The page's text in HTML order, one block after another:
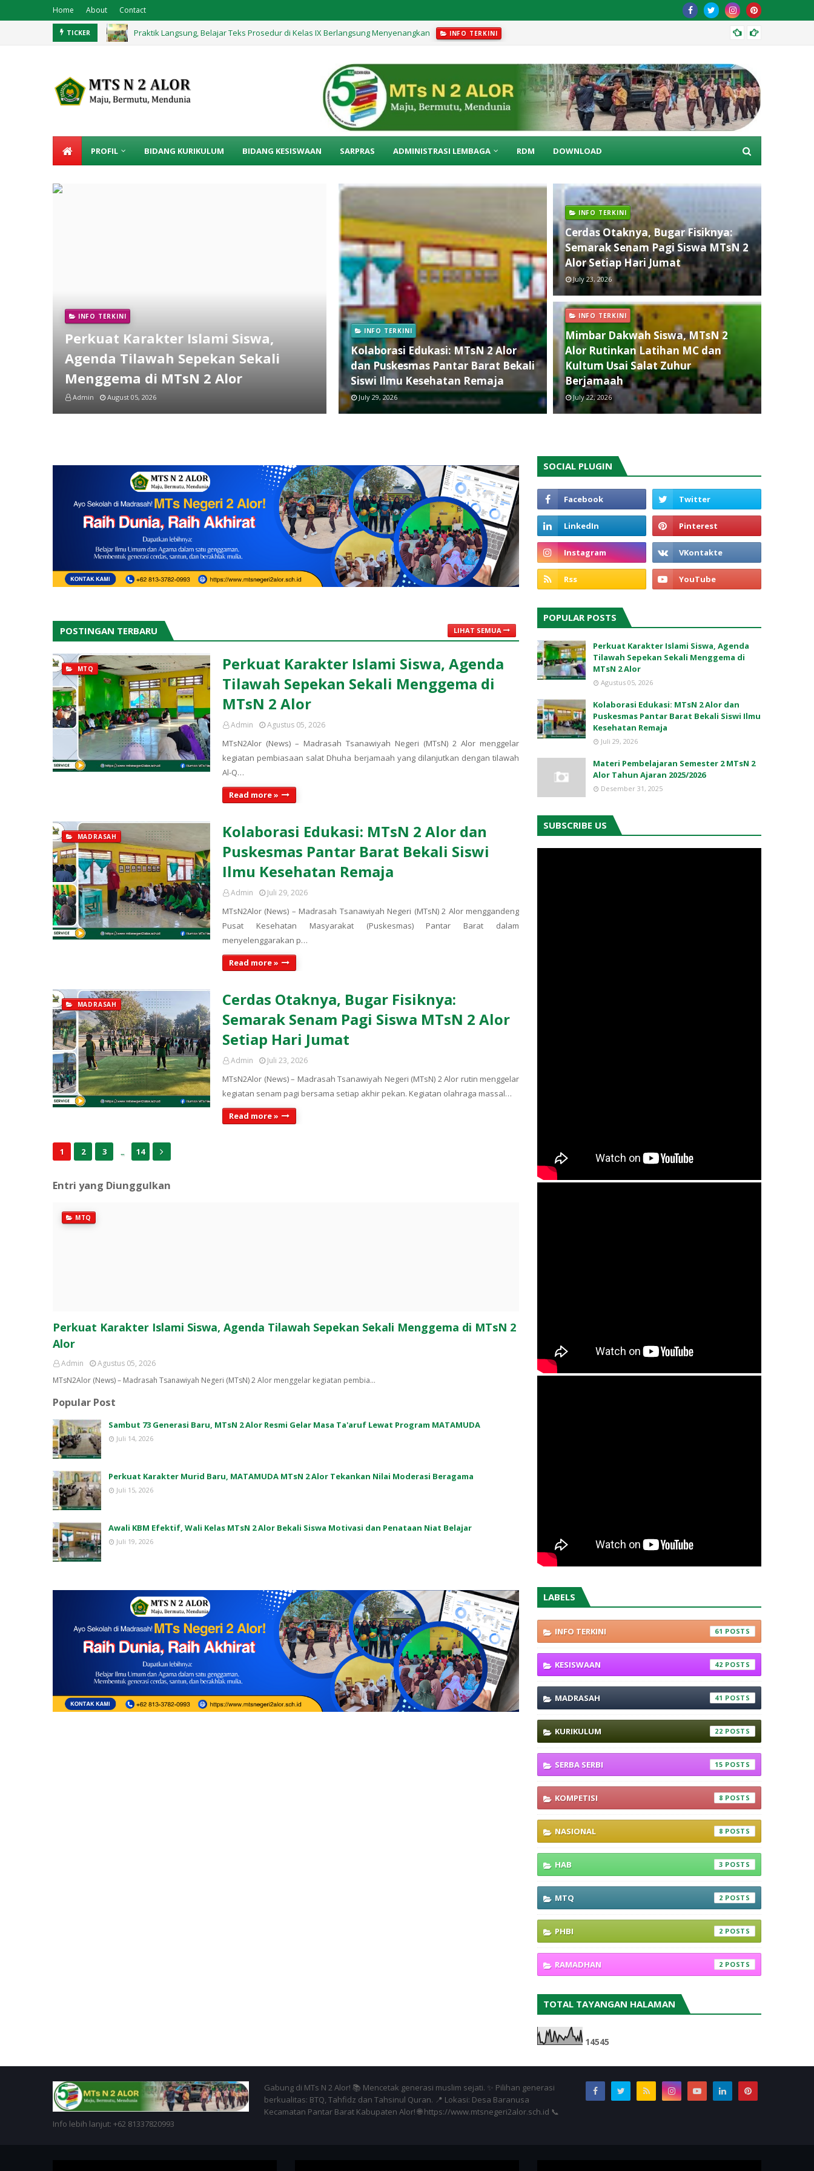
Home About Contact
TICKER Praktik Langsung, Belajar Teks Prosedur di Kelas IX Berlangsung Menyenangkan INFO TERKINI
PROFIL BIDANG KURIKULUM BIDANG KESISWAAN SARPRAS ADMINISTRASI LEMBAGA RDM DOWNLOAD
INFO TERKINI
Perkuat Karakter Islami Siswa,
Agenda Tilawah Sepekan Sekali
Menggema di MTsN 2 Alor
Admin August 05, 2026
INFO TERKINI
Kolaborasi Edukasi: MTsN 2 Alor
dan Puskesmas Pantar Barat Bekali
Siswi Ilmu Kesehatan Remaja
July 29, 2026
INFO TERKINI
Cerdas Otaknya, Bugar Fisiknya:
Semarak Senam Pagi Siswa MTsN 2
Alor Setiap Hari Jumat
July 23, 2026
INFO TERKINI
Mimbar Dakwah Siswa, MTsN 2
Alor Rutinkan Latihan MC dan
Kultum Usai Salat Zuhur
Berjamaah
July 22, 2026
POSTINGAN TERBARU LIHAT SEMUA
MTQ
Perkuat Karakter Islami Siswa, Agenda
Tilawah Sepekan Sekali Menggema di
MTsN 2 Alor
Admin Agustus 05, 2026
MTsN2Alor (News) – Madrasah Tsanawiyah Negeri (MTsN) 2 Alor menggelar
kegiatan pembiasaan salat Dhuha berjamaah yang dilanjutkan dengan tilawah
Al-Q…
Read more »
MADRASAH
Kolaborasi Edukasi: MTsN 2 Alor dan
Puskesmas Pantar Barat Bekali Siswi
Ilmu Kesehatan Remaja
Admin Juli 29, 2026
MTsN2Alor (News) – Madrasah Tsanawiyah Negeri (MTsN) 2 Alor menggandeng
Pusat Kesehatan Masyarakat (Puskesmas) Pantar Barat dalam
menyelenggarakan p…
Read more »
MADRASAH
Cerdas Otaknya, Bugar Fisiknya:
Semarak Senam Pagi Siswa MTsN 2 Alor
Setiap Hari Jumat
Admin Juli 23, 2026
MTsN2Alor (News) – Madrasah Tsanawiyah Negeri (MTsN) 2 Alor rutin menggelar
kegiatan senam pagi bersama setiap akhir pekan. Kegiatan olahraga massal…
Read more »
1 2 3 ... 14
Entri yang Diunggulkan
MTQ
Perkuat Karakter Islami Siswa, Agenda Tilawah Sepekan Sekali Menggema di MTsN 2
Alor
Admin
Agustus 05, 2026
MTsN2Alor (News) – Madrasah Tsanawiyah Negeri (MTsN) 2 Alor menggelar kegiatan pembia…
Popular Post
Sambut 73 Generasi Baru, MTsN 2 Alor Resmi Gelar Masa Ta'aruf Lewat Program MATAMUDA
Juli 14, 2026
Perkuat Karakter Murid Baru, MATAMUDA MTsN 2 Alor Tekankan Nilai Moderasi Beragama
Juli 15, 2026
Awali KBM Efektif, Wali Kelas MTsN 2 Alor Bekali Siswa Motivasi dan Penataan Niat Belajar
Juli 19, 2026
SOCIAL PLUGIN
POPULAR POSTS
Perkuat Karakter Islami Siswa, Agenda
Tilawah Sepekan Sekali Menggema di
MTsN 2 Alor
Agustus 05, 2026
Kolaborasi Edukasi: MTsN 2 Alor dan
Puskesmas Pantar Barat Bekali Siswi Ilmu
Kesehatan Remaja
Juli 29, 2026
Materi Pembelajaran Semester 2 MTsN 2
Alor Tahun Ajaran 2025/2026
Desember 31, 2025
SUBSCRIBE US
LABELS
INFO TERKINI 61
KESISWAAN 42
MADRASAH 41
KURIKULUM 22
SERBA SERBI 15
KOMPETISI 8
NASIONAL 8
HAB 3
MTQ 2
PHBI 2
RAMADHAN 2
TOTAL TAYANGAN HALAMAN
14545
Gabung di MTs N 2 Alor! 📚 Mencetak generasi muslim sejati. ✨ Pilihan generasi
berkualitas: BTQ, Tahfidz dan Tahsinul Quran. 📍 Lokasi: Desa Baranusa
Kecamatan Pantar Barat Kabupaten Alor! 🌐 https://www.mtsnegeri2alor.sch.id 📞
Info lebih lanjut: +62 81337820993